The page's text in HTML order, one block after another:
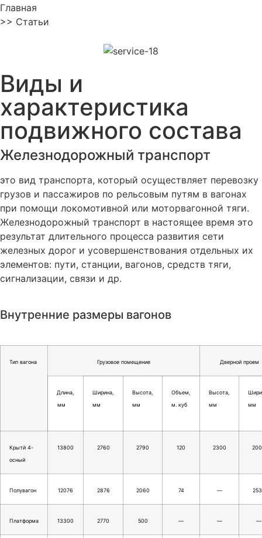
Главная
>> Статьи
Виды и
характеристика
подвижного состава
Железнодорожный транспорт
это вид транспорта, который осуществляет перевозку
грузов и пассажиров по рельсовым путям в вагонах
при помощи локомотивной или моторвагонной тяги.
Железнодорожный транспорт в настоящее время это
результат длительного процесса развития сети
железных дорог и усовершенствования отдельных их
элементов: пути, станции, вагонов, средств тяги,
сигнализации, связи и др.
Внутренние размеры вагонов
Тип вагона Грузовое помещение Дверной проем
Длина,
мм
Ширина,
мм
Высота,
мм
Объем,
м. куб
Высота,
мм
мм
Крытй 4-
осный
13800 2760 2790 120 2300
Полувагон 12076 2876 2060 74 —
Платформа 13300 2770 500 — — —